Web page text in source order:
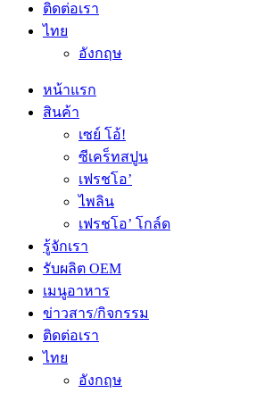
ติดต่อเรา
ไทย
อังกฤษ
หน้าแรก
สินค้า
เซย์ โอ้!
ซีเคร็ทสปูน
เฟรชโอ’
ไพลิน
เฟรชโอ’ โกล์ด
รู้จักเรา
รับผลิต OEM
เมนูอาหาร
ข่าวสาร/กิจกรรม
ติดต่อเรา
ไทย
อังกฤษ